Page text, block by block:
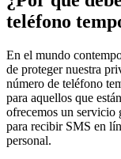
teléfono
En el mundo
de proteger nuestra
número de teléfono
para aquellos que
ofrecemos un servicio
para recibir SMS en
personal.